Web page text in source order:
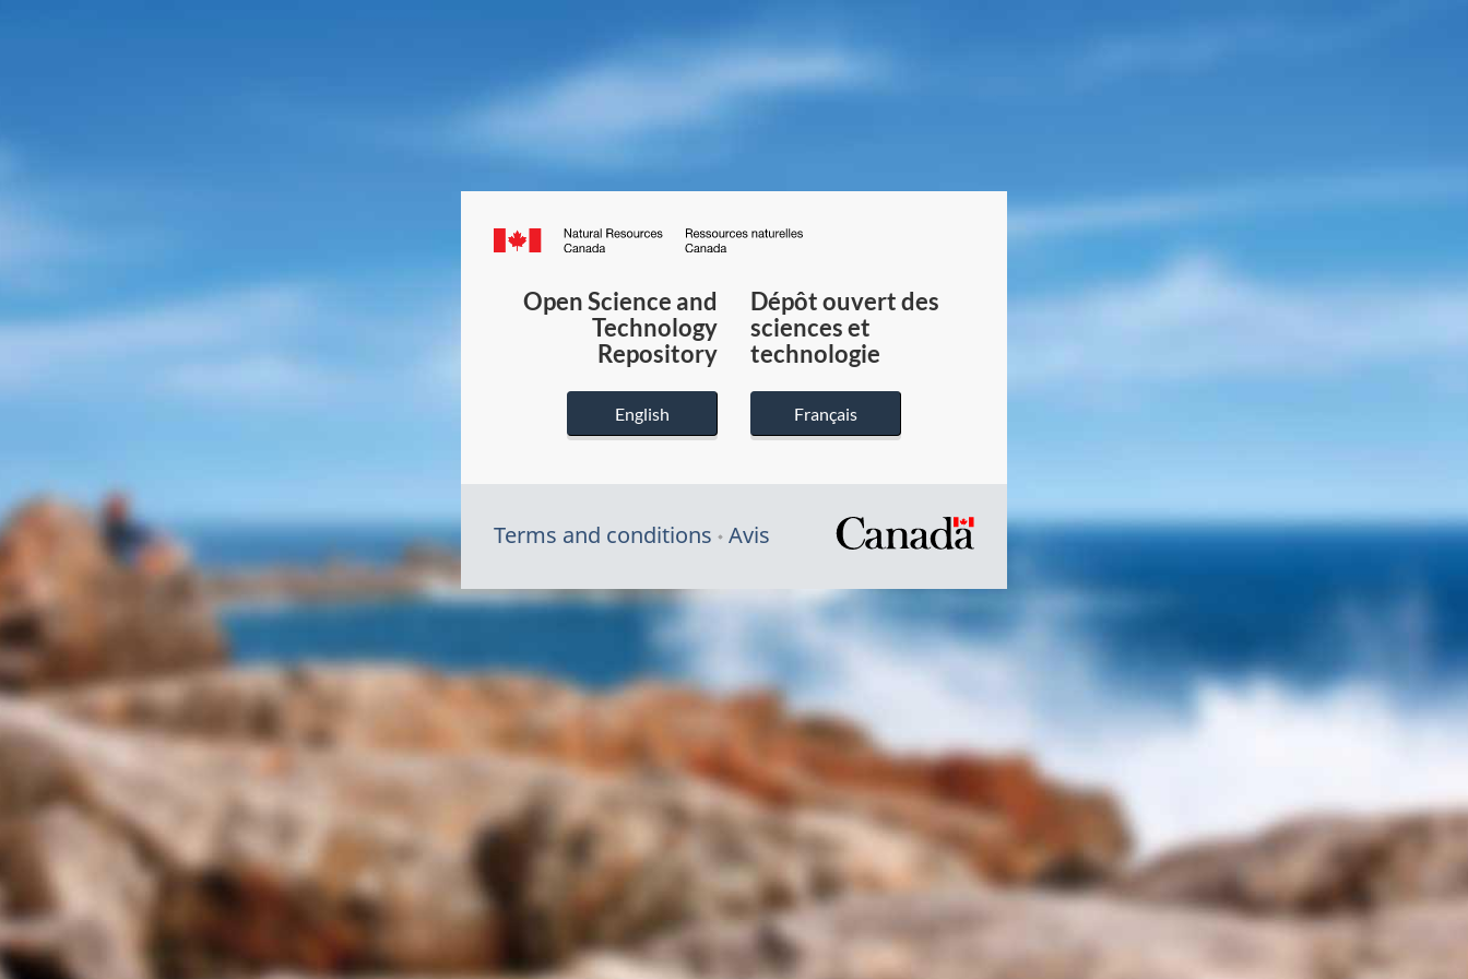
Canada.ca
du
Canada
Open Science and
Technology
Repository
English
Dépôt ouvert des
sciences et
technologie
Français
Terms and conditions Avis
/
gouvernement